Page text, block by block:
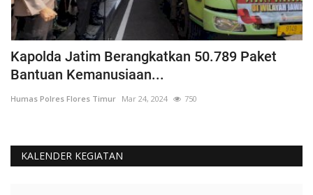
Kapolda Jatim Berangkatkan 50.789 Paket
Bantuan Kemanusiaan...
Humas Polres Flores Timur Mar 24, 2024 750
KALENDER KEGIATAN